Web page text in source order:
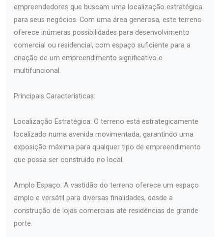
empreendedores que buscam uma localização estratégica
para seus negócios. Com uma área generosa, este terreno
oferece inúmeras possibilidades para desenvolvimento
comercial ou residencial, com espaço suficiente para a
criação de um empreendimento significativo e
multifuncional.
Principais Características:
Localização Estratégica: O terreno está estrategicamente
localizado numa avenida movimentada, garantindo uma
exposição máxima para qualquer tipo de empreendimento
que possa ser construído no local.
Amplo Espaço: A vastidão do terreno oferece um espaço
amplo e versátil para diversas finalidades, desde a
construção de lojas comerciais até residências de grande
porte.